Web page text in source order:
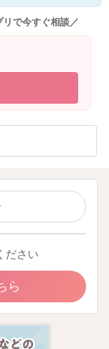
で今すぐ相談／
ださい
ら